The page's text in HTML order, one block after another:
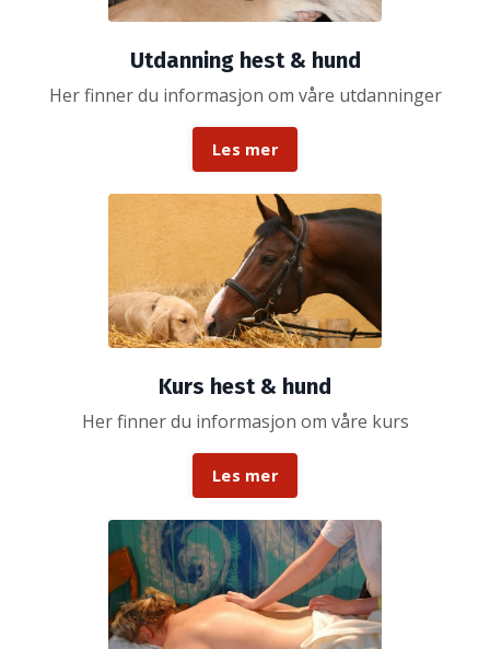
Utdanning hest & hund
Her finner du informasjon om våre utdanninger
Les mer
Kurs hest & hund
Her finner du informasjon om våre kurs
Les mer